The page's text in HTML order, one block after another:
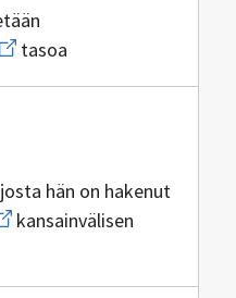
Avaa
uuden
tasoa
hän on hakenut
kansainvälisen